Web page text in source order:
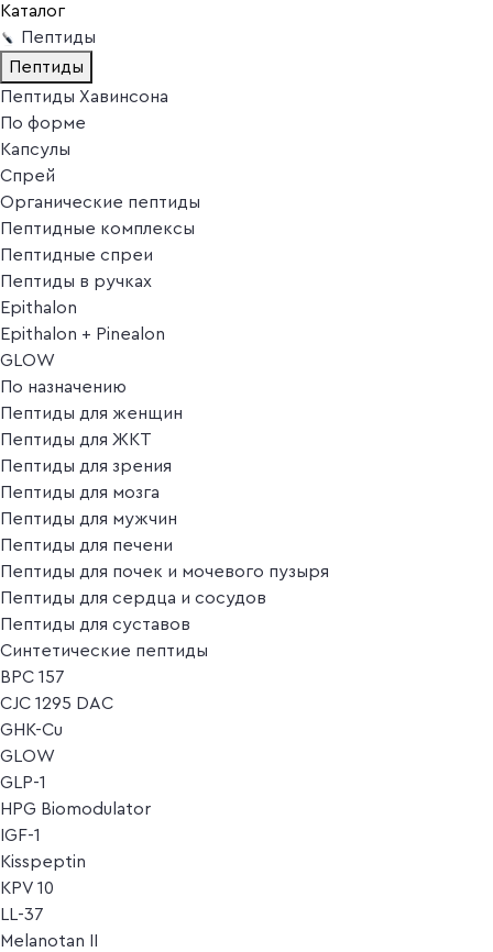
Каталог
Пептиды
Пептиды
Пептиды Хавинсона
По форме
Капсулы
Спрей
Органические пептиды
Пептидные комплексы
Пептидные спреи
Пептиды в ручках
Epithalon
Epithalon + Pinealon
GLOW
По назначению
Пептиды для женщин
Пептиды для ЖКТ
Пептиды для зрения
Пептиды для мозга
Пептиды для мужчин
Пептиды для печени
Пептиды для почек и мочевого пузыря
Пептиды для сердца и сосудов
Пептиды для суставов
Синтетические пептиды
BPC 157
CJC 1295 DAC
GHK-Cu
GLOW
GLP-1
HPG Biomodulator
IGF-1
Kisspeptin
KPV 10
LL-37
Melanotan II